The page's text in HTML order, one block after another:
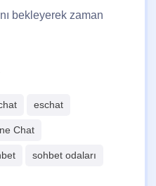
bekleyerek zaman
eschat
Chat
sohbet odaları